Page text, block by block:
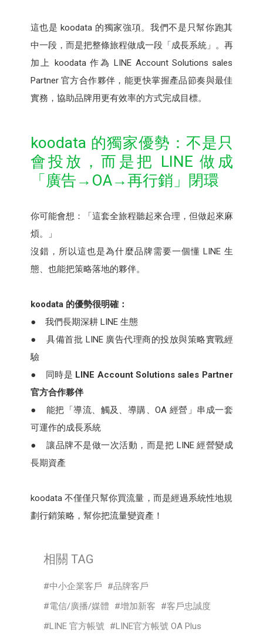
這也是 koodata 的獨家強項。我們不是只幫你跑其
中一段，而是把整條旅程做成一段「成長系統」。再
加上 koodata 作為 LINE Account Solutions sales
Partner 官方合作夥伴，能更快掌握產品節奏與最佳
實務，協助品牌用更有效率的方式完成目標。
koodata 的獨家優勢：不是只
會投放，而是把 LINE 做成
「廣告→OA→再行銷」閉環
你可能會想：「這套全旅程聽起來合理，但做起來麻
煩。」
沒錯，所以這也是為什麼品牌需要一個懂 LINE 生
態、也能把策略落地的夥伴。
koodata 的優勢很明確：
● 我們長期深耕 LINE 生態
● 具備首批 LINE 廣告代理商的投放與策略實戰經
驗
● 同時是 LINE Account Solutions sales Partner
官方合作夥伴
● 能把「導流、觸及、導購、OA 經營」串成一套
可運作的成長系統
● 讓品牌不是做一次活動，而是把 LINE 經營變成
長期資產
koodata 不僅僅只幫你買流量，而是經過系統性地規
劃行銷策略，幫你把流量變資產！
相關 TAG
中小企業客戶
品牌客戶
電信/廣播/媒體
增加新客
客戶忠誠度
LINE 官方帳號
LINE官方帳號 OA Plus